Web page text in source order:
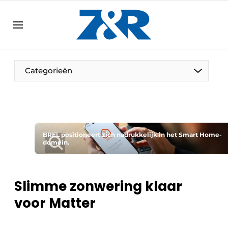
DE EN
NL
Categorieën
BREL positioneert zich nadrukkelijk in het Smart Home-
domein.
Slimme zonwering klaar
voor Matter